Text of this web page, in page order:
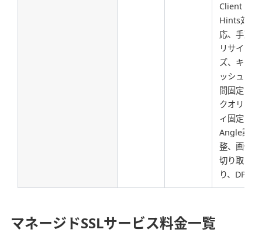
Client
Hints対
応、手動
リサイ
ズ、キャ
ッシュ時
間固定、
クオリテ
ィ固定、
Angle調
整、画像
切り取
り、DPR
マネージドSSLサービス料金一覧